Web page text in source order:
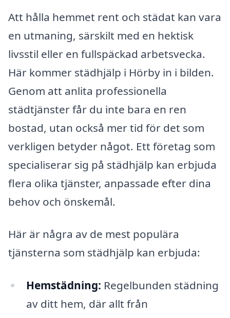
Att hålla hemmet rent och städat kan vara
en utmaning, särskilt med en hektisk
livsstil eller en fullspäckad arbetsvecka.
Här kommer städhjälp i Hörby in i bilden.
Genom att anlita professionella
städtjänster får du inte bara en ren
bostad, utan också mer tid för det som
verkligen betyder något. Ett företag som
specialiserar sig på städhjälp kan erbjuda
flera olika tjänster, anpassade efter dina
behov och önskemål.
Här är några av de mest populära
tjänsterna som städhjälp kan erbjuda:
Hemstädning: Regelbunden städning
av ditt hem, där allt från